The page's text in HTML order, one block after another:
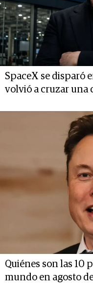
SpaceX se disparó
volvió a cruzar una
Quiénes son las 10
mundo en agosto